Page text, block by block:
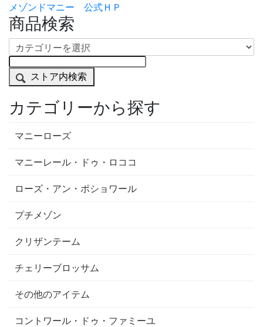
メゾンドマニー 公式ＨＰ
商品検索
ストア内検索
カテゴリーから探す
マニーローズ
マニーレール・ドゥ・ロココ
ローズ・アン・ポショワール
プチメゾン
クリザンテーム
チェリーブロッサム
その他のアイテム
コントワール・ドゥ・ファミーユ